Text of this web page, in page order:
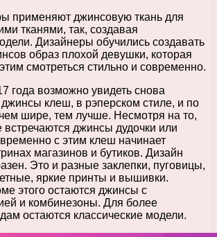
применяют джинсовую ткань для
тканями, так, создавая
Дизайнеры обучились создавать
образ плохой девушки, которая
смотреться стильно и современно.
года возможно увидеть снова
клеш, в рэперском стиле, и по
шире, тем лучше. Несмотря на то,
встречаются джинсы дудочки или
с этим клеш начинает
магазинов и бутиков. Дизайн
Это и разные заклепки, пуговицы,
яркие принты и вышивки.
этого остаются джинсы с
и комбинезоны. Для более
остаются классические модели.